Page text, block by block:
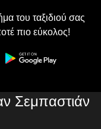
του ταξιδιού σας
πιο εύκολος!
Σεμπαστιάν